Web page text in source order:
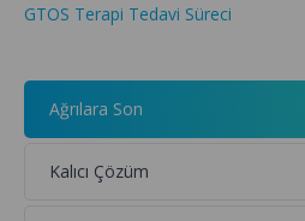
GTOS Terapi Tedavi Süreci
Ağrılara Son
Kalıcı Çözüm